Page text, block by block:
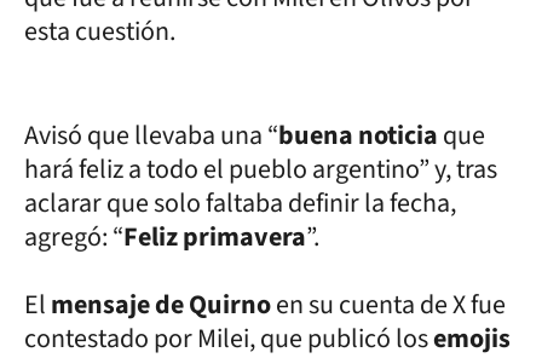
esta cuestión.
Avisó que llevaba una “buena noticiaque
hará feliz a todo el pueblo argentino” y, tras
aclarar que solo faltaba definir la fecha,
agregó: “Feliz primavera”.
Elmensaje de Quirnoen su cuenta de X fue
contestado por Milei, que publicó losemojis